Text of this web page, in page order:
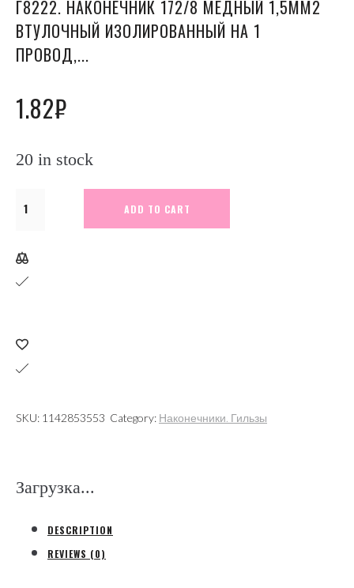
Г8222. НАКОНЕЧНИК 172/8 МЕДНЫЙ 1,5ММ2
ВТУЛОЧНЫЙ ИЗОЛИРОВАННЫЙ НА 1
ПРОВОД,...
1.82₽
20 in stock
Г8222.
Наконечник
172/8
изолированный
на
провод,
Klauke
quantity
ADD TO CART
SKU: 1142853553 Category: Наконечники. Гильзы
Загрузка...
DESCRIPTION
REVIEWS (0)